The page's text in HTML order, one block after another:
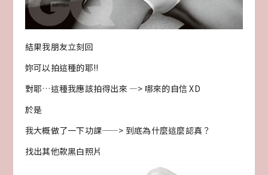
結果我朋友立刻回
妳可以拍這種的耶!!
對耶…這種我應該拍得出來 —> 哪來的自信 XD
於是
我大概做了一下功課——> 到底為什麼這麼認真？
找出其他款黑白照片